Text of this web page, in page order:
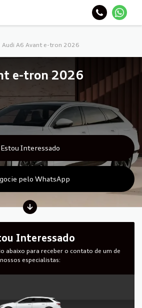
Audi A6 Avant e-tron 2026
e-tron 2026
Estou Interessado
pelo WhatsApp
Interessado
abaixo para receber o contato de um de
nossos especialistas: